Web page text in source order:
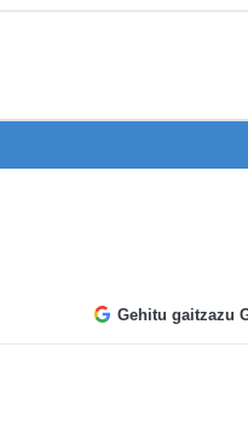
Gehitu gaitzazu